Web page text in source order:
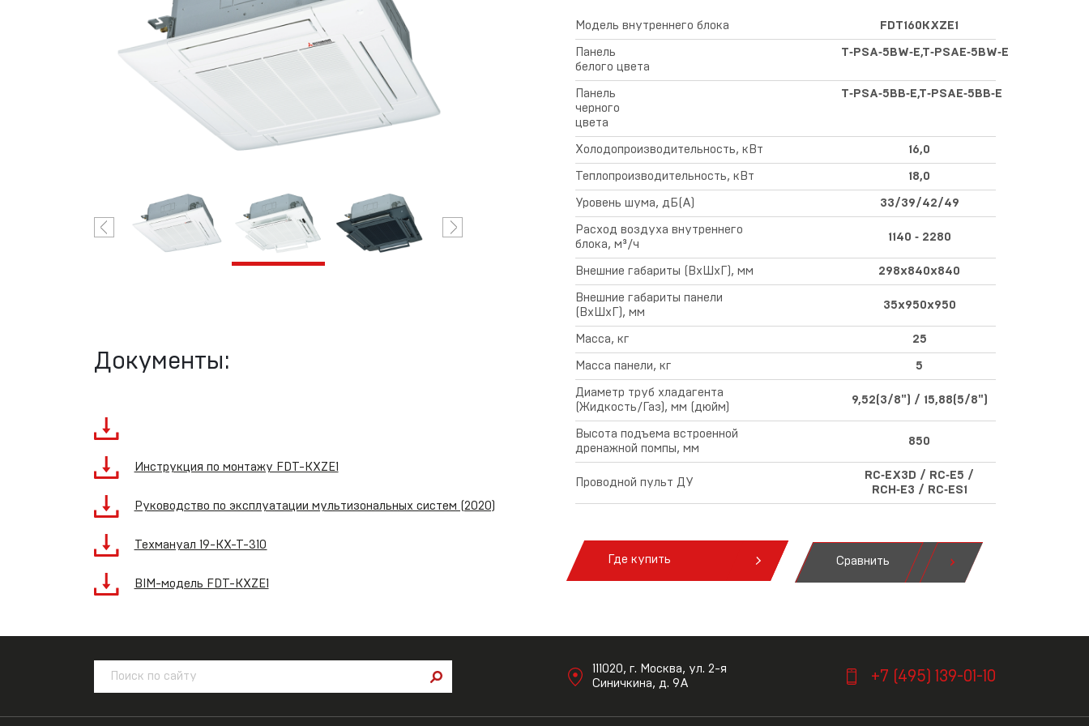
VRF-системы
Модель внутреннего блока FDT160KXZE1
Панель
белого цвета
T‑PSA‑5BW‑E,T‑PSAE‑5BW‑E
Панель
черного
цвета
T‑PSA‑5BB‑E,T‑PSAE‑5BB‑E
Холодопроизводительность, кВт 16,0
Теплопроизводительность, кВт 18,0
Уровень шума, дБ(А) 33/39/42/49
Расход воздуха внутреннего
блока, м³/ч
1140 ‑ 2280
Внешние габариты (ВхШхГ), мм 298х840х840
Внешние габариты панели
(ВхШхГ), мм
35х950х950
Масса, кг 25
Масса панели, кг 5
Диаметр труб хладагента
(Жидкость/Газ), мм (дюйм)
9,52(3/8") / 15,88(5/8")
Высота подъема встроенной
дренажной помпы, мм
850
Проводной пульт ДУ
RC‑EX3D / RC‑E5 /
RCH‑E3 / RC‑ES1
Где купить Сравнить
Документы:
Инструкция по монтажу FDT-KXZE1
Руководство по эксплуатации мультизональных систем (2020)
Техмануал 19-KX-T-310
BIM-модель FDT-KXZE1
111020, г. Москва, ул. 2-я
Синичкина, д. 9А
+7 (495) 139-01-10